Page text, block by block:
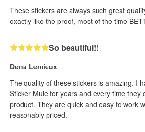
These stickers are always such great
exactly like the proof, most of the time
So beautiful!!
Dena Lemieux
The quality of these stickers is amazing. I
Sticker Mule for years and every time they
product. They are quick and easy to work
reasonably priced.